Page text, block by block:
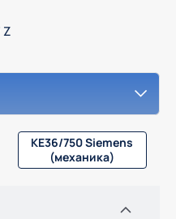
Z
KE36/750 Siemens
(механика)